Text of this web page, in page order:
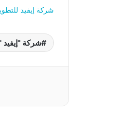
شركة إيفيد
شركة "إيفيد